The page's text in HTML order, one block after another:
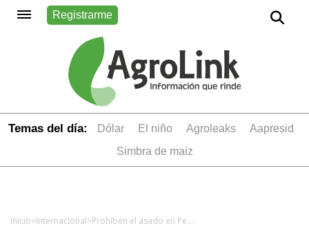
Registrarme
Temas del día: dólar el niño Agroleaks
aapresid
simbra de maiz
Inicio>Internacional> Prohíben el asado en Pekín por la alta contaminación ambiental